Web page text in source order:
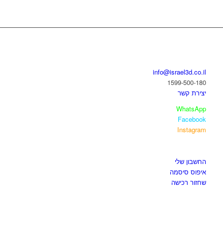
info@israel3d.co.il
1599-500-180
יצירת קשר
WhatsApp
Facebook
Instagram
החשבון שלי
איפוס סיסמה
שחזור רכישה